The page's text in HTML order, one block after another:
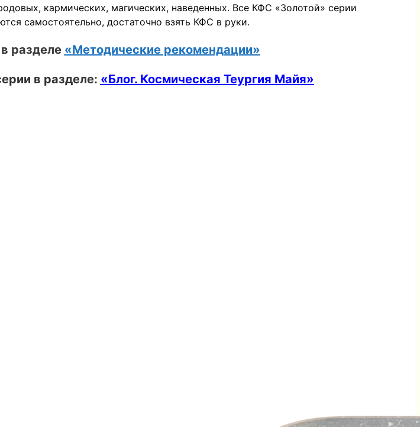
кармических, магических, наведенных. Все КФС «Золотой» серии
самостоятельно, достаточно взять КФС в руки.
разделе «Методические рекомендации»
в разделе: «Блог. Космическая Теургия Майя»